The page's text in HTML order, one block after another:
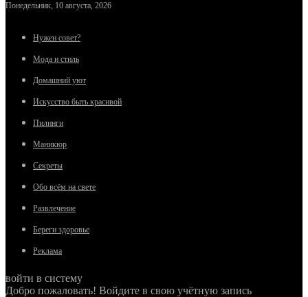
Понедельник, 10 августа, 2026
Нужен совет?
Мода и стиль
Домашний уют
Искусство быть красивой
Пилинги
Маникюр
Секреты
Обо всём на свете
Развлечение
Береги здоровье
Реклама
войти в систему
Добро пожаловать! Войдите в свою учётную запись